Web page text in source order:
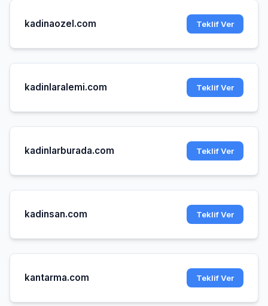
kadinaozel.com Teklif Ver
kadinlaralemi.com Teklif Ver
kadinlarburada.com Teklif Ver
kadinsan.com Teklif Ver
kantarma.com Teklif Ver